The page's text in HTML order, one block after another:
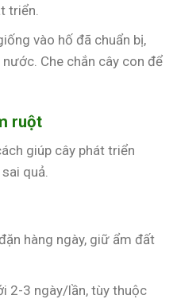
triển.
vào hố đã chuẩn bị,
Che chắn cây con để
ruột
giúp cây phát triển
quả.
hàng ngày, giữ ẩm đất
2-3 ngày/lần, tùy thuộc